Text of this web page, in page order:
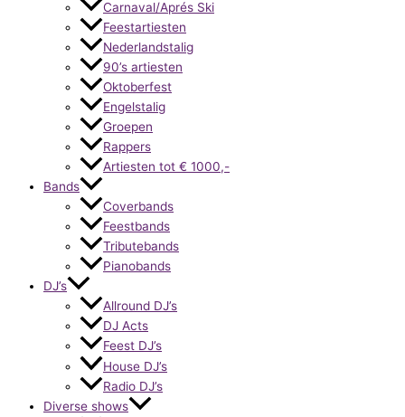
Carnaval/Aprés Ski
Feestartiesten
Nederlandstalig
90’s artiesten
Oktoberfest
Engelstalig
Groepen
Rappers
Artiesten tot € 1000,-
Bands
Coverbands
Feestbands
Tributebands
Pianobands
DJ’s
Allround DJ’s
DJ Acts
Feest DJ’s
House DJ’s
Radio DJ’s
Diverse shows